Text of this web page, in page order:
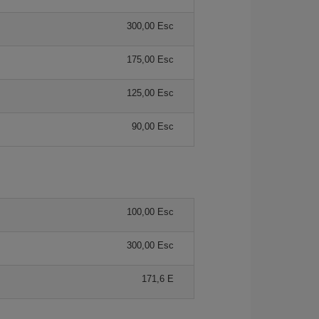
300,00 Esc
175,00 Esc
125,00 Esc
90,00 Esc
100,00 Esc
300,00 Esc
171,6 E